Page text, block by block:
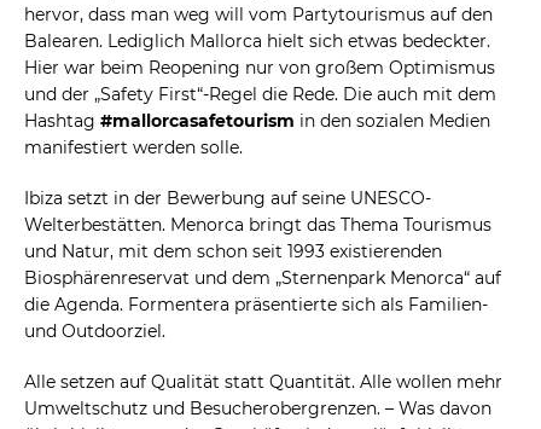
hervor, dass man weg will vom Partytourismus auf den
Balearen. Lediglich Mallorca hielt sich etwas bedeckter.
Hier war beim Reopening nur von großem Optimismus
und der „Safety First“-Regel die Rede. Die auch mit dem
Hashtag #mallorcasafetourism in den sozialen Medien
manifestiert werden solle.
Ibiza setzt in der Bewerbung auf seine UNESCO-
Welterbestätten. Menorca bringt das Thema Tourismus
und Natur, mit dem schon seit 1993 existierenden
Biosphärenreservat und dem „Sternenpark Menorca“ auf
die Agenda. Formentera präsentierte sich als Familien-
und Outdoorziel.
Alle setzen auf Qualität statt Quantität. Alle wollen mehr
Umweltschutz und Besucherobergrenzen. – Was davon